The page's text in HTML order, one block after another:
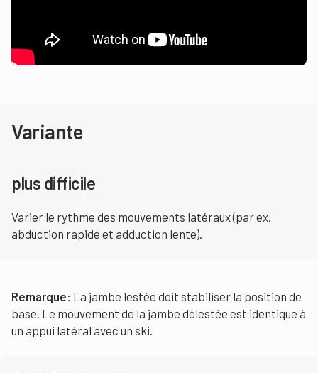
Variante
plus difficile
Varier le rythme des mouvements latéraux (par ex.
abduction rapide et adduction lente).
Remarque: La jambe lestée doit stabiliser la position de
base. Le mouvement de la jambe délestée est identique à
un appui latéral avec un ski.